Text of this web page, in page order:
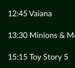
12:45 Vaiana
13:30 Minions &
15:15 Toy Story 5